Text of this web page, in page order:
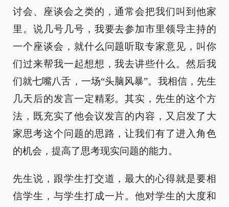
讨会、座谈会之类的，通常会把我们叫到他家
里。说几号几号，我要去参加市里领导主持的
一个座谈会，就什么问题听取专家意见，叫你
们过来帮我一起想想，我去讲些什么。然后我
们就七嘴八舌，一场“头脑风暴”。我相信，先生
几天后的发言一定精彩。其实，先生的这个方
法，既充实了他会议发言的内容，又启发了大
家思考这个问题的思路，让我们有了进入角色
的机会，提高了思考现实问题的能力。
先生说，跟学生打交道，最大的心得就是要相
信学生，与学生打成一片。他对学生的大度和